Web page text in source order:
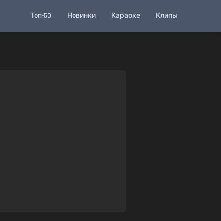
Топ-50 Новинки Караоке Клипы